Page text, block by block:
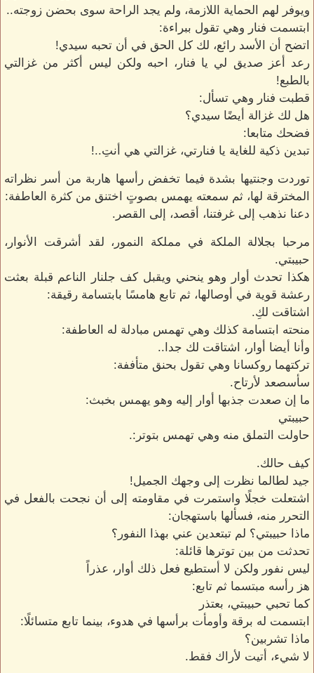
ويوفر لهم الحماية اللازمة، ولم يجد الراحة سوى بحضن زوجته..
ابتسمت فنار وهي تقول ببراءة:
اتضح أن الأسد رائع، لك كل الحق في أن تحبه سيدي!
رعد أعز صديق لي يا فنار، احبه ولكن ليس أكثر من غزالتي
بالطبع!
قطبت فنار وهي تسأل:
هل لك غزالة أيضًا سيدي؟
فضحك متابعا:
تبدين ذكية للغاية يا فنارتي، غزالتي هي أنتِ..!
توردت وجنتيها بشدة فيما تخفض رأسها هاربة من أسر نظراته
المخترقة لها، ثم سمعته يهمس بصوتٍ اختنق من كثرة العاطفة:
دعنا نذهب إلى غرفتنا، أقصد، إلى القصر.
مرحبا بجلالة الملكة في مملكة النمور، لقد أشرقت الأنوار،
حبيبتي.
هكذا تحدث أوار وهو ينحني ويقبل كف جلنار الناعم قبلة بعثت
رعشة قوية في أوصالها، ثم تابع هامسًا بابتسامة رقيقة:
اشتاقت لكِ.
منحته ابتسامة كذلك وهي تهمس مبادلة له العاطفة:
وأنا أيضا أوار، اشتاقت لك جدا..
تركتهما روكسانا وهي تقول بحنق متأففة:
سأسصعد لأرتاح.
ما إن صعدت جذبها أوار إليه وهو يهمس بخبث:
حبيبتي
حاولت التملق منه وهي تهمس بتوتر:.
كيف حالك.
جيد لطالما نظرت إلى وجهك الجميل!
اشتعلت خجلًا واستمرت في مقاومته إلى أن نجحت بالفعل في
التحرر منه، فسألها باستهجان:
ماذا حبيبتي؟ لم تبتعدين عني بهذا النفور؟
تحدثت من بين توترها قائلة:
ليس نفور ولكن لا أستطيع فعل ذلك أوار، عذراً
هز رأسه مبتسما ثم تابع:
كما تحبي حبيبتي، بعتذر
ابتسمت له برقة وأومأت برأسها في هدوء، بينما تابع متسائلًا:
ماذا تشربين؟
لا شيء، أتيت لأراك فقط.